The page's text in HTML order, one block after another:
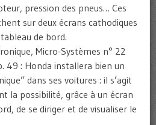
pression des pneus… Ces
sur deux écrans cathodiques
de bord.
Micro-Systèmes n° 22
49 : Honda installera bien un
dans ses voitures : il s’agit
la possibilité, grâce à un écran
de se diriger et de visualiser le